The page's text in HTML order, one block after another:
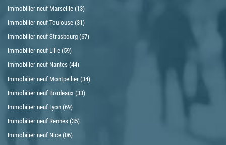
Immobilier neuf Marseille (13)
Immobilier neuf Toulouse (31)
Immobilier neuf Strasbourg (67)
Immobilier neuf Lille (59)
Immobilier neuf Nantes (44)
Immobilier neuf Montpellier (34)
Immobilier neuf Bordeaux (33)
Immobilier neuf Lyon (69)
Immobilier neuf Rennes (35)
Immobilier neuf Nice (06)